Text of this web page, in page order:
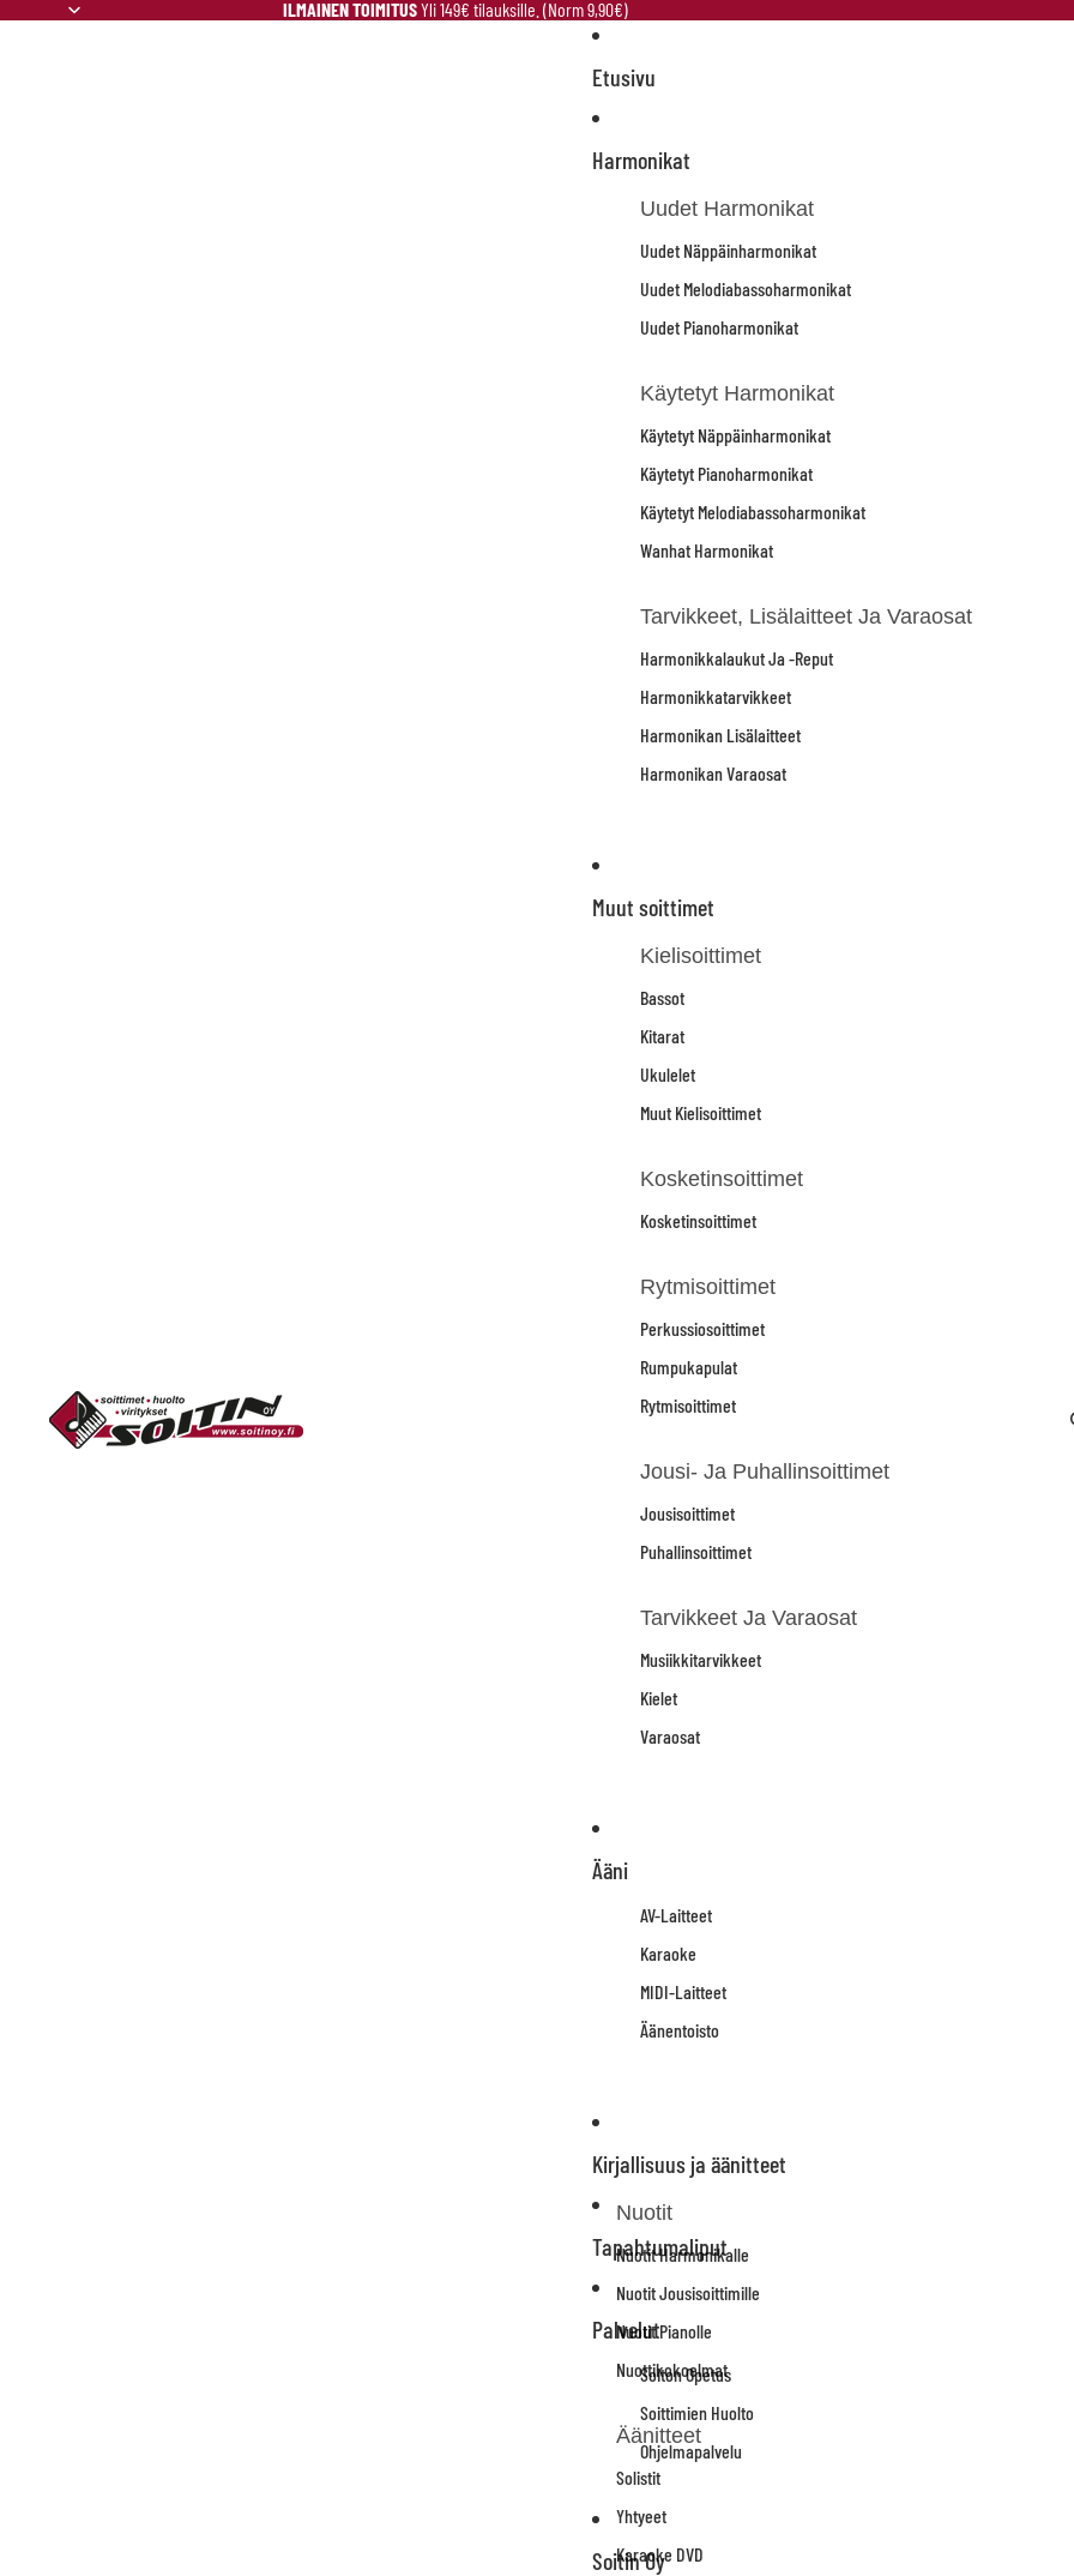
ILMAINEN TOIMITUSYli 149€ tilauksille. (Norm 9,90€)
Etusivu
Harmonikat
Uudet Harmonikat
Uudet Näppäinharmonikat
Uudet Melodiabassoharmonikat
Uudet Pianoharmonikat
Käytetyt Harmonikat
Käytetyt Näppäinharmonikat
Käytetyt Pianoharmonikat
Käytetyt Melodiabassoharmonikat
Wanhat Harmonikat
Tarvikkeet, Lisälaitteet Ja Varaosat
Harmonikkalaukut Ja -reput
Harmonikkatarvikkeet
Harmonikan Lisälaitteet
Harmonikan Varaosat
Muut soittimet
Kielisoittimet
Bassot
Kitarat
Ukulelet
Muut Kielisoittimet
Kosketinsoittimet
Kosketinsoittimet
Rytmisoittimet
Perkussiosoittimet
Rumpukapulat
Rytmisoittimet
Jousi- Ja Puhallinsoittimet
Jousisoittimet
Puhallinsoittimet
Tarvikkeet Ja Varaosat
Musiikkitarvikkeet
Kielet
Varaosat
Ääni
AV-Laitteet
Karaoke
MIDI-Laitteet
Äänentoisto
Kirjallisuus ja äänitteet
Nuotit
Nuotit Harmonikalle
Nuotit Jousisoittimille
Nuotit Pianolle
Nuottikokoelmat
Äänitteet
Solistit
Yhtyeet
Karaoke DVD
Tapahtumaliput
Palvelut
Soiton Opetus
Soittimien Huolto
Ohjelmapalvelu
Soitin Oy